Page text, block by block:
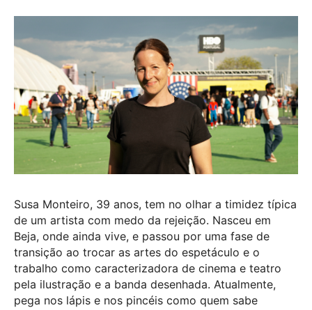
Susa Monteiro, 39 anos, tem no olhar a timidez típica
de um artista com medo da rejeição. Nasceu em
Beja, onde ainda vive, e passou por uma fase de
transição ao trocar as artes do espetáculo e o
trabalho como caracterizadora de cinema e teatro
pela ilustração e a banda desenhada. Atualmente,
pega nos lápis e nos pincéis como quem sabe